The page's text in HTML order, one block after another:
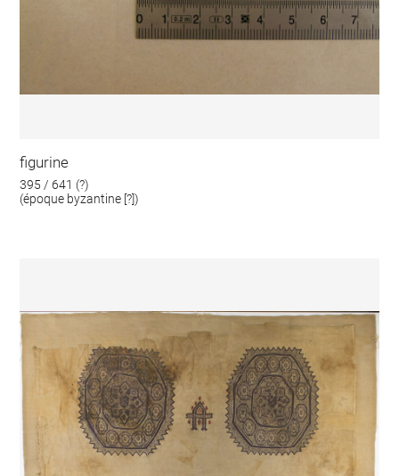
figurine
395 / 641 (?)
(époque byzantine [?])